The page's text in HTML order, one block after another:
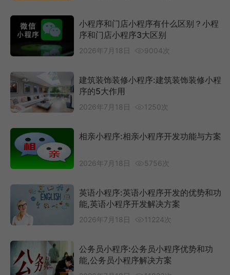
小程序和门店小程序有什么区别？小程
序和门店小程序3大区别
2026年7月18日 9004次
建筑装饰装修小程序:建筑装饰装修小程
序的5大作用
2026年7月18日 1250次
相亲小程序:相亲小程序开发功能与方案
2026年7月18日 5756次
英语小程序:英语小程序开发的优势和功
能,英语小程序开发解决方案
2026年7月18日 11224次
公务员小程序:公务员小程序优势和功
能,公务员小程序解决方案